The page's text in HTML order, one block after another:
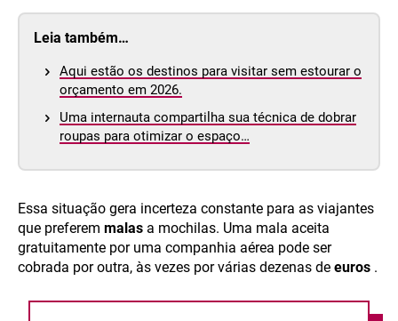
Leia também…
Aqui estão os destinos para visitar sem estourar o
orçamento em 2026.
Uma internauta compartilha sua técnica de dobrar
roupas para otimizar o espaço…
Essa situação gera incerteza constante para as viajantes
que preferem malas a mochilas. Uma mala aceita
gratuitamente por uma companhia aérea pode ser
cobrada por outra, às vezes por várias dezenas de euros .